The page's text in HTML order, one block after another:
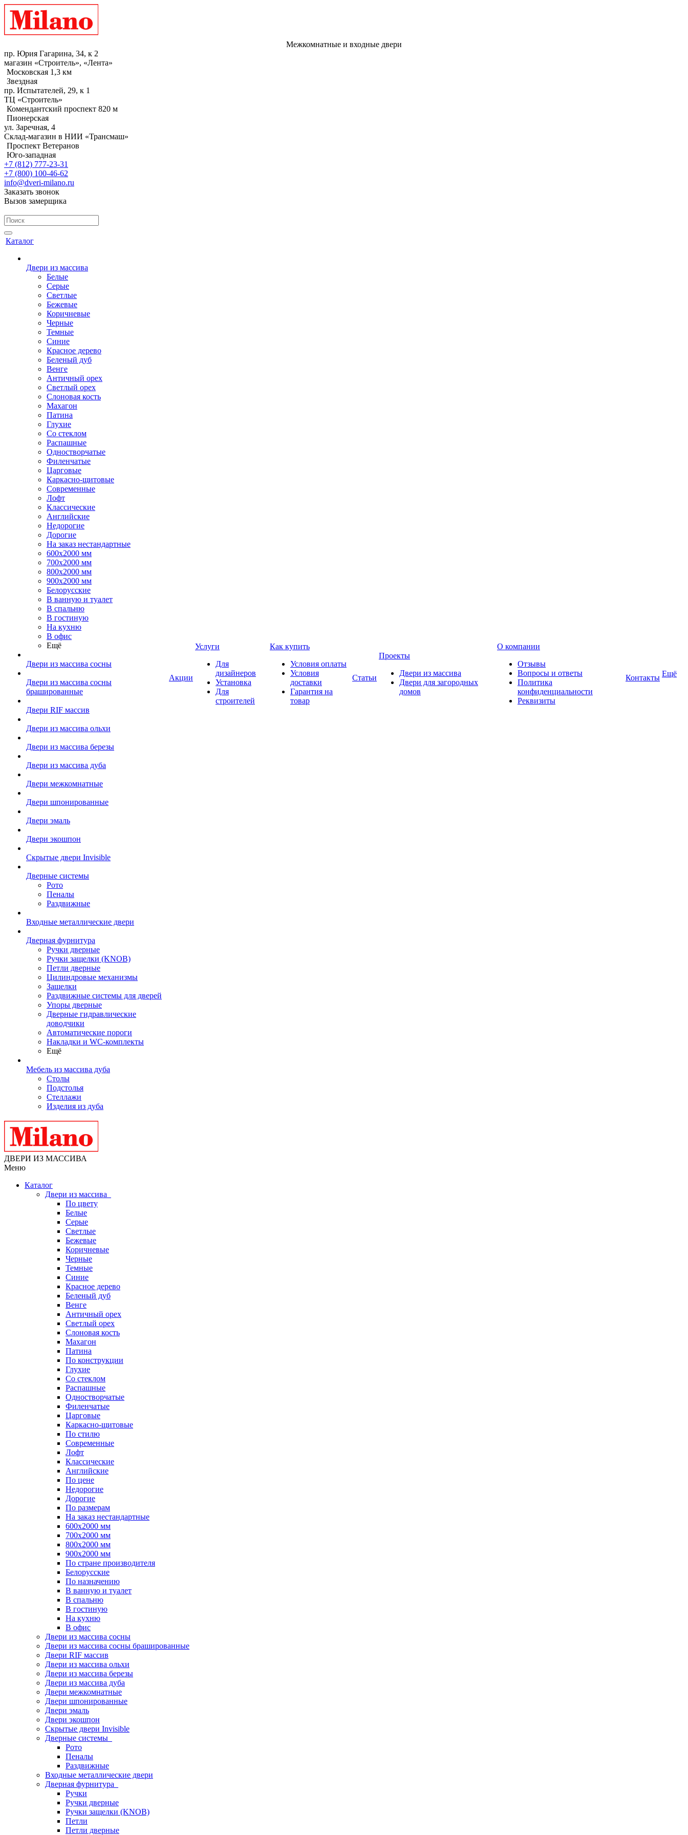
Межкомнатные и входные двери
пр. Юрия Гагарина, 34, к 2
магазин «Строитель», «Лента»
Московская 1,3 км
Звездная
пр. Испытателей, 29, к 1
ТЦ «Строитель»
Комендантский проспект 820 м
Пионерская
ул. Заречная, 4
Склад-магазин в НИИ «Трансмаш»
Проспект Ветеранов
Юго-западная
+7 (812) 777-23-31
+7 (800) 100-46-62
info@dveri-milano.ru
Заказать звонок
Вызов замерщика
Каталог
Двери из массива
Белые
Серые
Светлые
Бежевые
Коричневые
Черные
Темные
Синие
Красное дерево
Беленый дуб
Венге
Античный орех
Светлый орех
Слоновая кость
Махагон
Патина
Глухие
Со стеклом
Распашные
Одностворчатые
Филенчатые
Царговые
Каркасно-щитовые
Современные
Лофт
Классические
Английские
Недорогие
Дорогие
На заказ нестандартные
600х2000 мм
700х2000 мм
800х2000 мм
900х2000 мм
Белорусские
В ванную и туалет
В спальню
В гостиную
На кухню
В офис
Ещё
Двери из массива сосны
Двери из массива сосны
брашированные
Двери RIF массив
Двери из массива ольхи
Двери из массива березы
Двери из массива дуба
Двери межкомнатные
Двери шпонированные
Двери эмаль
Двери экошпон
Скрытые двери Invisible
Дверные системы
Рото
Пеналы
Раздвижные
Входные металлические двери
Дверная фурнитура
Ручки дверные
Ручки защелки (KNOB)
Петли дверные
Цилиндровые механизмы
Защелки
Раздвижные системы для дверей
Упоры дверные
Дверные гидравлические
доводчики
Автоматические пороги
Накладки и WC-комплекты
Ещё
Мебель из массива дуба
Столы
Подстолья
Стеллажи
Изделия из дуба
Акции
Услуги
Для
дизайнеров
Установка
Для
строителей
Как купить
Условия оплаты
Условия
доставки
Гарантия на
товар
Статьи
Проекты
Двери из массива
Двери для загородных
домов
О компании
Отзывы
Вопросы и ответы
Политика
конфиденциальности
Реквизиты
Контакты Ещё
ДВЕРИ ИЗ МАССИВА
Меню
Каталог
Двери из массива
По цвету
Белые
Серые
Светлые
Бежевые
Коричневые
Черные
Темные
Синие
Красное дерево
Беленый дуб
Венге
Античный орех
Светлый орех
Слоновая кость
Махагон
Патина
По конструкции
Глухие
Со стеклом
Распашные
Одностворчатые
Филенчатые
Царговые
Каркасно-щитовые
По стилю
Современные
Лофт
Классические
Английские
По цене
Недорогие
Дорогие
По размерам
На заказ нестандартные
600х2000 мм
700х2000 мм
800х2000 мм
900х2000 мм
По стране производителя
Белорусские
По назначению
В ванную и туалет
В спальню
В гостиную
На кухню
В офис
Двери из массива сосны
Двери из массива сосны брашированные
Двери RIF массив
Двери из массива ольхи
Двери из массива березы
Двери из массива дуба
Двери межкомнатные
Двери шпонированные
Двери эмаль
Двери экошпон
Скрытые двери Invisible
Дверные системы
Рото
Пеналы
Раздвижные
Входные металлические двери
Дверная фурнитура
Ручки
Ручки дверные
Ручки защелки (KNOB)
Петли
Петли дверные